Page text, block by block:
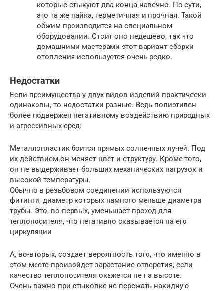
которые стыкуют два конца навечно. По сути,
это та же пайка, герметичная и прочная. Такой
обжим производится на специальном
оборудовании. Стоит оно недешево, так что
домашними мастерами этот вариант сборки
отопления используется очень редко.
Недостатки
Если преимущества у двух видов изделий практически
одинаковы, то недостатки разные. Ведь полиэтилен
более подвержен негативному воздействию природных
и агрессивных сред:
Металлопластик боится прямых солнечных лучей. Под
их действием он меняет цвет и структуру. Кроме того,
он не выдерживает больших механических нагрузок и
высокой температуры.
Обычно в резьбовом соединении используются
фитинги, диаметр которых намного меньше диаметра
трубы. Это, во-первых, уменьшает проход для
теплоносителя, что негативно сказывается на его
циркуляции
А, во-вторых, создает вероятность того, что именно в
этом месте произойдет зарастание отверстия, если
качество теплоносителя окажется не на высоте.
Очень важно при стыковке не пережать накидную